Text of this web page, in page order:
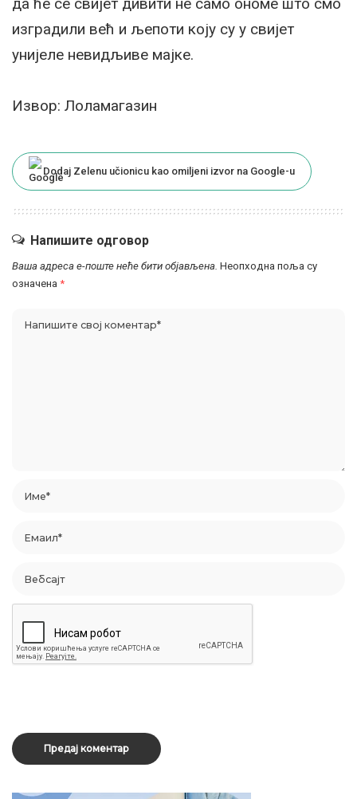
да ће се свијет дивити не само ономе што смо
изградили већ и љепоти коју су у свијет
унијеле невидљиве мајке.
Извор: Лоламагазин
Dodaj Zelenu učionicu kao omiljeni izvor na Google-u
Напишите одговор
Ваша адреса е-поште неће бити објављена. Неопходна поља су
означена *